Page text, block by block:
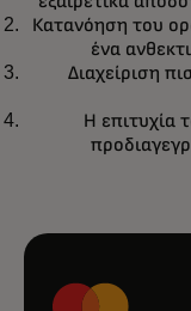
Κατανόηση του
ένα
Διαχείριση
Η επιτυχία